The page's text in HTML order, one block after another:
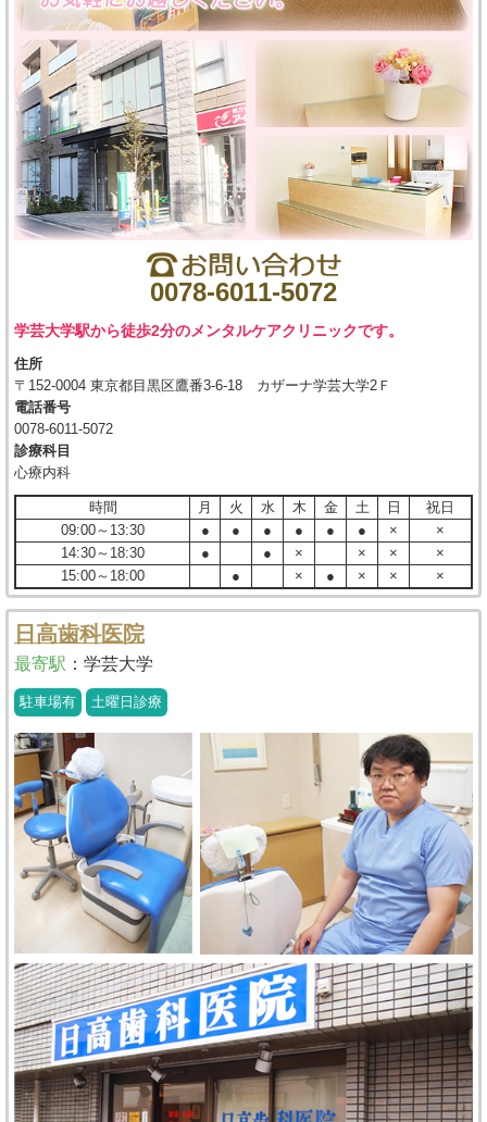
0078-6011-5072
学芸大学駅から徒歩2分のメンタルケアクリニックです。
住所
〒152-0004 東京都目黒区鷹番3-6-18 カザーナ学芸大学2Ｆ
電話番号
0078-6011-5072
診療科目
心療内科
時間 月 火 水 木 金 土 日
祝日
09:00～13:30
● ● ● ● ● ● ×
×
14:30～18:30
● ● × × ×
×
15:00～18:00
● × ● × × ×
日高歯科医院
最寄駅 ： 学芸大学
駐車場有 土曜日診療